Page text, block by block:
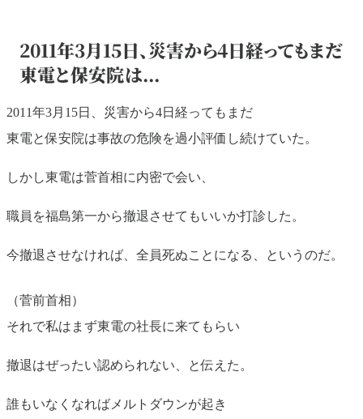
2011年3月15日、災害から4日経ってもまだ
東電と保安院は...
2011年3月15日、災害から4日経ってもまだ
東電と保安院は事故の危険を過小評価し続けていた。
しかし東電は菅首相に内密で会い、
職員を福島第一から撤退させてもいいか打診した。
今撤退させなければ、全員死ぬことになる、というのだ。
（菅前首相）
それで私はまず東電の社長に来てもらい
撤退はぜったい認められない、と伝えた。
誰もいなくなればメルトダウンが起き